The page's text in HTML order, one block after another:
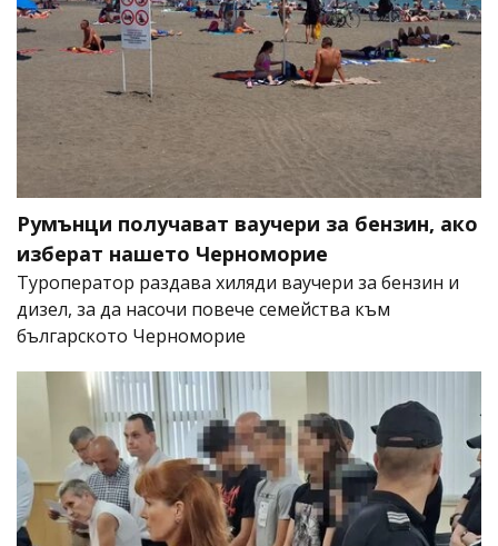
Румънци получават ваучери за бензин, ако
изберат нашето Черноморие
Туроператор раздава хиляди ваучери за бензин и
дизел, за да насочи повече семейства към
българското Черноморие